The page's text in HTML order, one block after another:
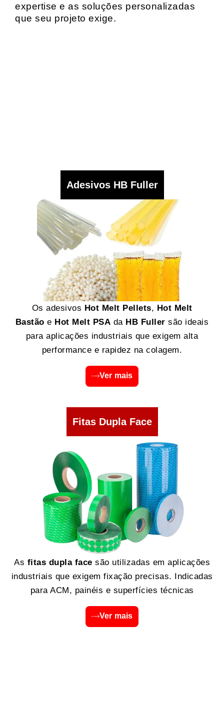
expertise e as soluções personalizadas
que seu projeto exige.
Adesivos HB Fuller
Os adesivos Hot Melt Pellets, Hot Melt
Bastão e Hot Melt PSA da HB Fuller são ideais
para aplicações industriais que exigem alta
performance e rapidez na colagem.
Ver mais
Fitas Dupla Face
As fitas dupla face são utilizadas em aplicações
industriais que exigem fixação precisas. Indicadas
para ACM, painéis e superfícies técnicas
Ver mais